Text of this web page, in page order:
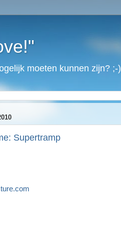
moeten kunnen zijn? ;-)
Supertramp